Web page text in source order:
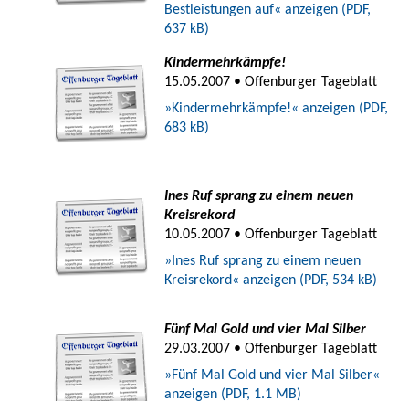
Bestleistungen auf« anzeigen (PDF,
637 kB)
Kindermehrkämpfe!
15.05.2007 • Offenburger Tageblatt
»Kindermehrkämpfe!« anzeigen (PDF,
683 kB)
Ines Ruf sprang zu einem neuen
Kreisrekord
10.05.2007 • Offenburger Tageblatt
»Ines Ruf sprang zu einem neuen
Kreisrekord« anzeigen (PDF, 534 kB)
Fünf Mal Gold und vier Mal Silber
29.03.2007 • Offenburger Tageblatt
»Fünf Mal Gold und vier Mal Silber«
anzeigen (PDF, 1.1 MB)